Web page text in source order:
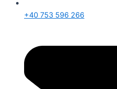
+40 753 596 266